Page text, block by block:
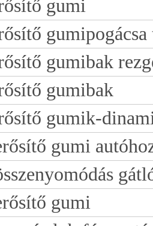
gumi
gumibak
gumibak
gumik-
gumi
gumi